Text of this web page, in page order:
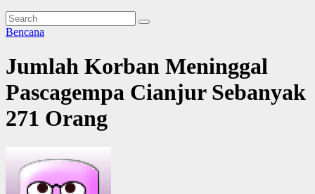
Bencana
Jumlah Korban Meninggal
Pascagempa Cianjur Sebanyak
271 Orang